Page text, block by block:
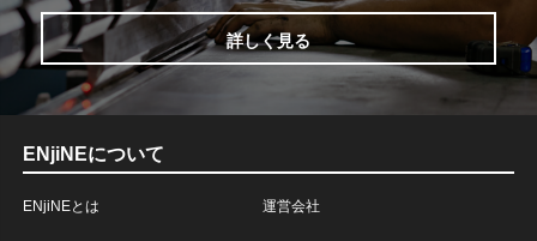
詳しく見る
ENjiNEについて
ENjiNEとは 運営会社